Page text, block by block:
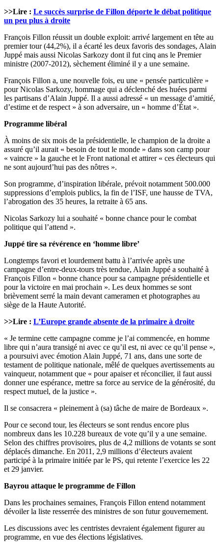
>>Lire : Le succès surprise de Fillon déporte le débat politique
un peu plus à droite
François Fillon réussit un double exploit: arrivé largement en tête au
premier tour (44,2%), il a écarté les deux favoris des sondages, Alain
Juppé mais aussi Nicolas Sarkozy dont il fut cinq ans le Premier
ministre (2007-2012), sèchement éliminé il y a une semaine.
François Fillon a, une nouvelle fois, eu une « pensée particulière »
pour Nicolas Sarkozy, hommage qui a déclenché des huées parmi
les partisans d’Alain Juppé. Il a aussi adressé « un message d’amitié,
d’estime et de respect » à son adversaire, un « homme d’État ».
Programme libéral
À moins de six mois de la présidentielle, le champion de la droite a
assuré qu’il aurait « besoin de tout le monde » dans son camp pour
« vaincre » la gauche et le Front national et attirer « ces électeurs qui
ne sont aujourd’hui pas des nôtres ».
Son programme, d’inspiration libérale, prévoit notamment 500.000
suppressions d’emplois publics, la fin de l’ISF, une hausse de TVA,
l’abrogation des 35 heures, la retraite à 65 ans.
Nicolas Sarkozy lui a souhaité « bonne chance pour le combat
politique qui l’attend ».
Juppé tire sa révérence en ‘homme libre’
Longtemps favori et lourdement battu à l’arrivée après une
campagne d’entre-deux-tours très tendue, Alain Juppé a souhaité à
François Fillon « bonne chance pour sa campagne présidentielle et
pour la victoire en mai prochain ». Les deux hommes se sont
brièvement serré la main devant cameramen et photographes au
siège de la Haute Autorité.
>>Lire : L’Europe grande absente de la primaire à droite
« Je termine cette campagne comme je l’ai commencée, en homme
libre qui n’aura transigé ni avec ce qu’il est, ni avec ce qu’il pense »,
a poursuivi avec émotion Alain Juppé, 71 ans, dans une sorte de
testament de politique nationale, mêlé de quelques avertissements au
vainqueur, notamment que « pour apaiser et réconcilier, il faut aussi
donner une espérance, mettre sa force au service de la générosité, du
respect mutuel, de la justice ».
Il se consacrera « pleinement à (sa) tâche de maire de Bordeaux ».
Pour ce second tour, les électeurs se sont rendus encore plus
nombreux dans les 10.228 bureaux de vote qu’il y a une semaine.
Selon des chiffres provisoires, plus de 4,2 millions de votants se sont
déplacés dimanche. En 2011, 2,9 millions d’électeurs avaient
participé à la primaire initiée par le PS, qui retente l’exercice les 22
et 29 janvier.
Bayrou attaque le programme de Fillon
Dans les prochaines semaines, François Fillon entend notamment
dévoiler la liste resserrée des ministres de son futur gouvernement.
Les discussions avec les centristes devraient également figurer au
programme, en vue des élections législatives.